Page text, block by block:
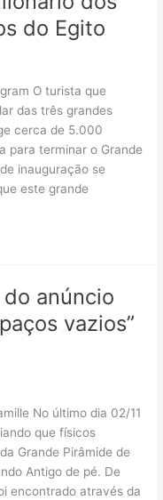
do Egito
O turista que
das três grandes
cerca de 5.000
para terminar o Grande
inauguração se
este grande
anúncio
vazios”
No último dia 02/11
que físicos
Grande Pirâmide de
Antigo de pé. De
encontrado através da